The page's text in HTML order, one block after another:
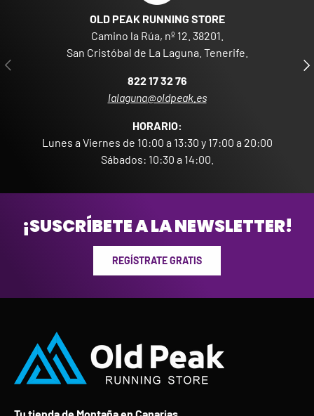
ANTERIOR
OLD PEAK RUNNING STORE
Camino la Rúa, nº 12. 38201.
San Cristóbal de La Laguna. Tenerife.
822 17 32 76
lalaguna@oldpeak.es
HORARIO:
Lunes a Viernes de 10:00 a 13:30 y 17:00 a 20:00
Sábados: 10:30 a 14:00.
¡SUSCRÍBETE A LA NEWSLETTER!
REGÍSTRATE GRATIS